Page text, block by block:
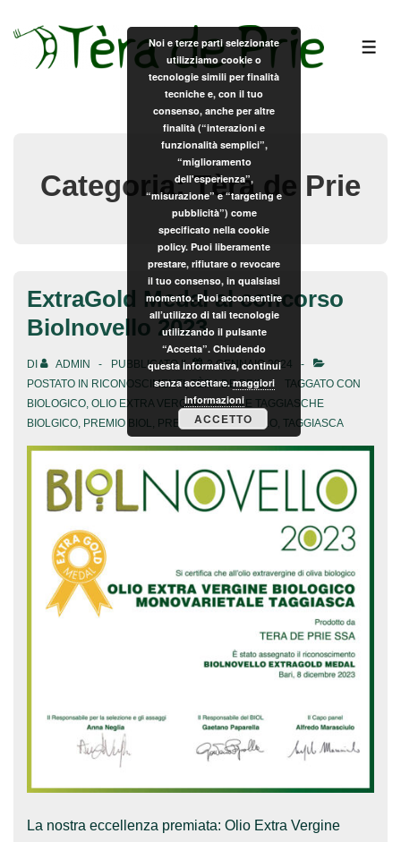
Vai
Categoria:Tèra de Prie
ExtraGold Medal al concorso
Biolnovello 2023
DI ADMIN PUBBLICATO IL
3 GENNAIO 2024
POSTATO IN RICONOSCIMENTI,TÈRA DE PRIE
TAGGATO CON
BIOLOGICO, OLIO EXTRA VERGINE DI OLIVE TAGGIASCHE
BIOLGICO, PREMIO BIOL, PREMIO BIOLNOVELLO, TAGGIASCA
La nostra eccellenza premiata: Olio Extra Vergine
Noi e terze parti selezionate
utilizziamo cookie o
tecnologie simili per finalità
tecniche e, con il tuo
consenso, anche per altre
finalità (“interazioni e
funzionalità semplici”,
“miglioramento
dell'esperienza”,
“misurazione” e “targeting e
pubblicità”) come
specificato nella cookie
policy. Puoi liberamente
prestare, rifiutare o revocare
il tuo consenso, in qualsiasi
momento. Puoi acconsentire
all’utilizzo di tali tecnologie
utilizzando il pulsante
“Accetta”. Chiudendo
questa informativa, continui
senza accettare.maggiori
informazioni
ACCETTO